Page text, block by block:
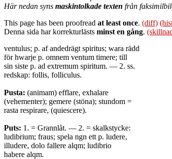
Här nedan syns maskintolkade texten från
This page has been proofread at least once. (diff)
Denna sida har korrekturlästs minst en gång.
ventulus; p. af andedrägt spiritus; wara rädd
för hwarje p. omnem ventum timere; till
sin siste p. ad extremum spiritum. — 2. ss.
redskap: follis, folliculus.
Pusta: (animam) efflare, exhalare
(vehementer); gemere (stöna); stundom =
rasta respirare, (quiescere).
Puts: 1. = Grannlåt. — 2. = skalkstycke:
ludibrium; fraus; spela ngn ett p. ludere,
illudere, dolo fallere alqm; ludibrio
habere alqm.